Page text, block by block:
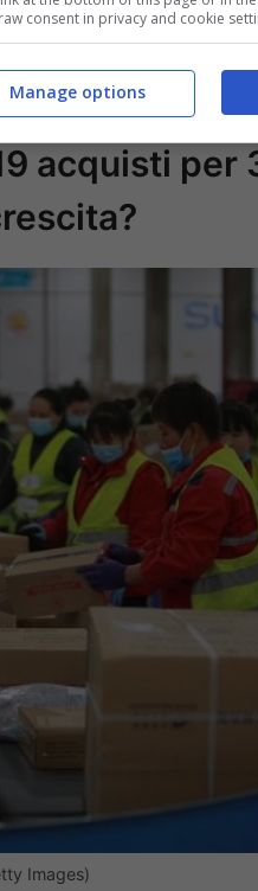
acquisti per
Images)
consent in privacy and cookie
Manage options